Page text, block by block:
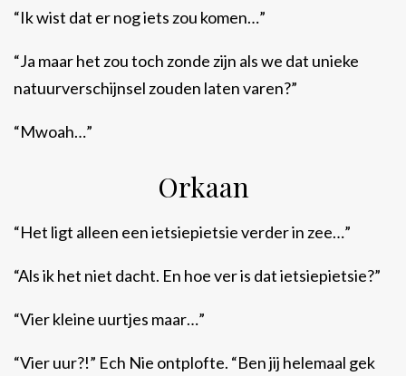
“Ik wist dat er nog iets zou komen…”
“Ja maar het zou toch zonde zijn als we dat unieke
natuurverschijnsel zouden laten varen?”
“Mwoah…”
Orkaan
“Het ligt alleen een ietsiepietsie verder in zee…”
“Als ik het niet dacht. En hoe ver is dat ietsiepietsie?”
“Vier kleine uurtjes maar…”
“Vier uur?!” Ech Nie ontplofte. “Ben jij helemaal gek